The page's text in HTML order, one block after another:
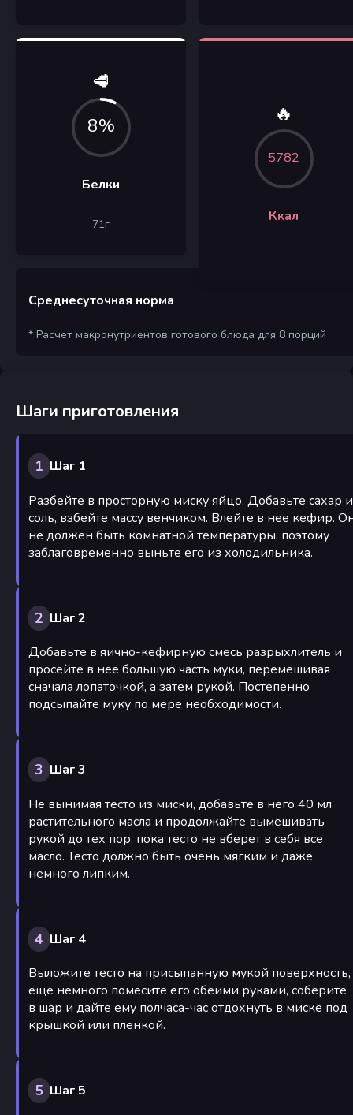
🥩
8%
Белки
71г
🔥
5782
Ккал
Среднесуточная норма
* Расчет макронутриентов готового блюда для 8 порций
Шаги приготовления
1 Шаг 1
Разбейте в просторную миску яйцо. Добавьте сахар и
соль, взбейте массу венчиком. Влейте в нее кефир.
не должен быть комнатной температуры, поэтому
заблаговременно выньте его из холодильника.
2 Шаг 2
Добавьте в яично-кефирную смесь разрыхлитель и
просейте в нее большую часть муки, перемешивая
сначала лопаточкой, а затем рукой. Постепенно
подсыпайте муку по мере необходимости.
3 Шаг 3
Не вынимая тесто из миски, добавьте в него 40 мл
растительного масла и продолжайте вымешивать
рукой до тех пор, пока тесто не вберет в себя все
масло. Тесто должно быть очень мягким и даже
немного липким.
4 Шаг 4
Выложите тесто на присыпанную мукой поверхность,
еще немного помесите его обеими руками, соберите
в шар и дайте ему полчаса-час отдохнуть в миске под
крышкой или пленкой.
5 Шаг 5